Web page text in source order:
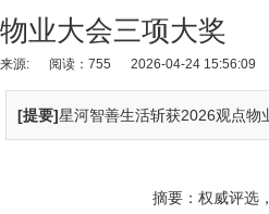
物业大会三项大奖
来源: 阅读：755 2026-04-24 15:56:09
[提要]星河智善生活斩获2026观点物
摘要：权威评选